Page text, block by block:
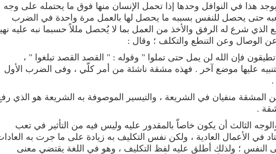
هذا في النوافل وحدها إذا تحمل الإنسان منها فوق ما يحتمله على وجه
يتعبه حتى يحصل للنفس بسببه ما يحصل لها بالعمل مرة واحدة في الضرب
الذي شرع له الرفق والأخذ من العمل بما لا يُحصل مللاً حسبما نبه عليه
عن الوصال وعن التنطع والتكلف ؛ وقال :
فإن الله لن يمل حتى تملوا " وقوله : " القصد القصد تبلغوا " ،
عليها موضع آخر . فهذه مشقة ناشئة من أمر كلّي ، وفى الضرب الأول
.
المشقة منفيان في الشريعة ، والتيسير الموصوفة به الشريعة هو الذي
.
الثالث أن يكون خاصاّ بالمقدور عليه وليس فيه من التأثير في تعب
في الأعمال العادية ، ولكن نفس التكليف به زيادة على ما جرت به
النفس ؛ ولذلك أطلق عليه لفظ التكليف ، وهو في اللغة يقتضي معنى